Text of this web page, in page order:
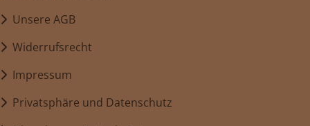
Unsere AGB
Widerrufsrecht
Impressum
Privatsphäre und Datenschutz